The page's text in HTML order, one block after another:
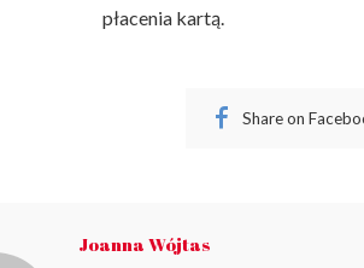
płacenia kartą.
Share on
Joanna Wójtas